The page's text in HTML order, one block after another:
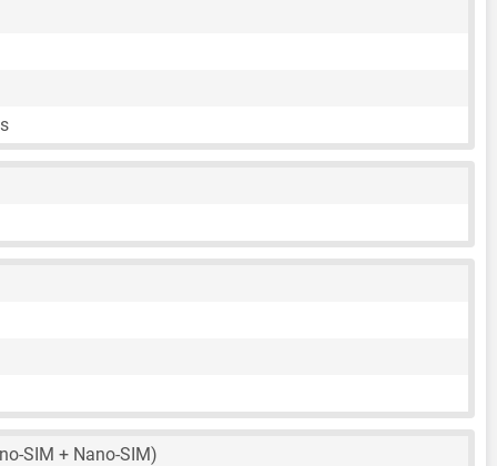
SIM + Nano-SIM)